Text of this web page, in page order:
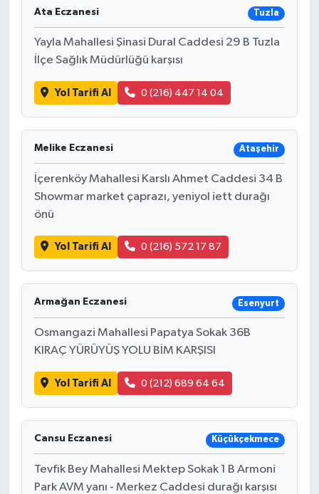
Ata Eczanesi Tuzla
Yayla Mahallesi Şinasi Dural Caddesi 29 B Tuzla
İlçe Sağlık Müdürlüğü karşısı
Yol Tarifi Al 0 (216) 447 14 04
Melike Eczanesi Ataşehir
İçerenköy Mahallesi Karslı Ahmet Caddesi 34 B
Showmar market çaprazı, yeniyol iett durağı
önü
Yol Tarifi Al 0 (216) 572 17 87
Armağan Eczanesi Esenyurt
Osmangazi Mahallesi Papatya Sokak 36B
KIRAÇ YÜRÜYÜŞ YOLU BİM KARŞISI
Yol Tarifi Al 0 (212) 689 64 64
Cansu Eczanesi Küçükçekmece
Tevfik Bey Mahallesi Mektep Sokak 1 B Armoni
Park AVM yanı - Merkez Caddesi durağı karşısı